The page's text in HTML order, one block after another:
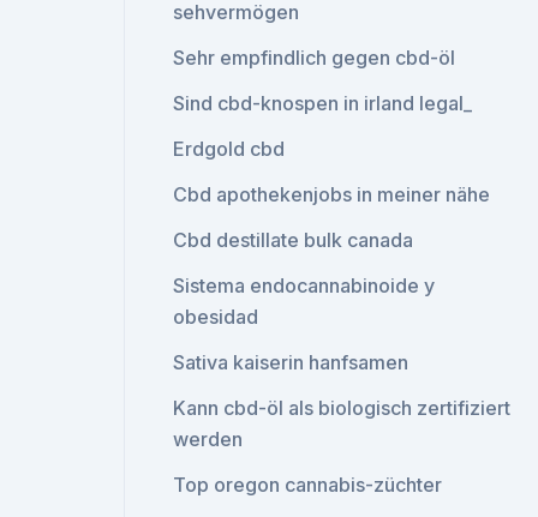
sehvermögen
Sehr empfindlich gegen cbd-öl
Sind cbd-knospen in irland legal_
Erdgold cbd
Cbd apothekenjobs in meiner nähe
Cbd destillate bulk canada
Sistema endocannabinoide y
obesidad
Sativa kaiserin hanfsamen
Kann cbd-öl als biologisch zertifiziert
werden
Top oregon cannabis-züchter